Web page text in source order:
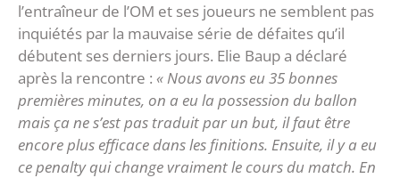
l’entraîneur de l’OM et ses joueurs ne semblent pas
inquiétés par la mauvaise série de défaites qu’il
débutent ses derniers jours. Elie Baup a déclaré
après la rencontre : « Nous avons eu 35 bonnes
premières minutes, on a eu la possession du ballon
mais ça ne s’est pas traduit par un but, il faut être
encore plus efficace dans les finitions. Ensuite, il y a eu
ce penalty qui change vraiment le cours du match. En